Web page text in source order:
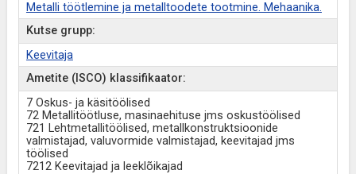
Metalli töötlemine ja metalltoodete tootmine. Mehaanika.
Kutse grupp:
Keevitaja
Ametite (ISCO) klassifikaator:
7 Oskus- ja käsitöölised
72 Metallitöötluse, masinaehituse jms oskustöölised
721 Lehtmetallitöölised, metallkonstruktsioonide
valmistajad, valuvormide valmistajad, keevitajad jms
töölised
7212 Keevitajad ja leeklõikajad